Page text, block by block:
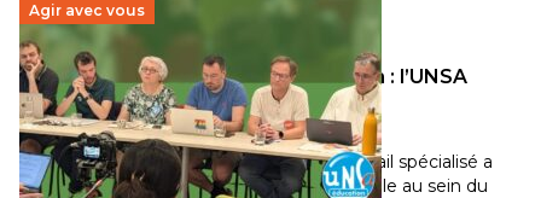
Agir avec vous
Transition écologique de l’éducation : l’UNSA
Éducation fait bouger les lignes
30 juin 2026-National
Pendant plusieurs mois, un groupe de travail spécialisé a
travaillé sur la transition écologique de l’Ecole au sein du